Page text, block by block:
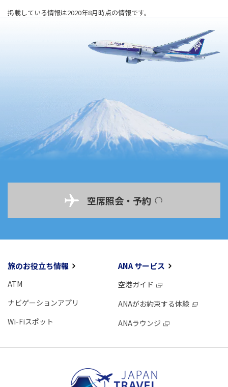
掲載している情報は2020年8月時点の情報です。
空席照会・予約
旅のお役立ち情報
ATM
ナビゲーションアプリ
Wi-Fiスポット
ANA サービス
空港ガイド
ANAがお約束する体験
ANAラウンジ